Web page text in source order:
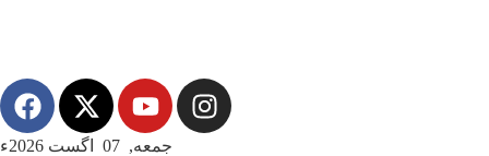
جمعه, 07 اگست 2026ء